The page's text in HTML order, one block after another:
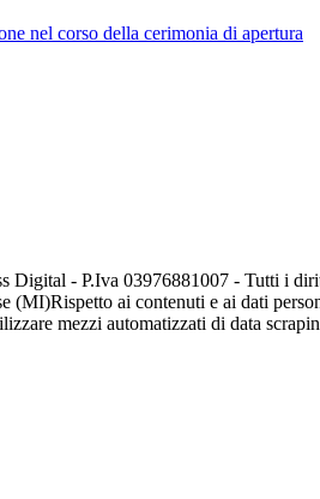
nel corso della cerimonia di apertura
Digital - P.Iva 03976881007 - Tutti i
(MI)Rispetto ai contenuti e ai dati
mezzi automatizzati di data